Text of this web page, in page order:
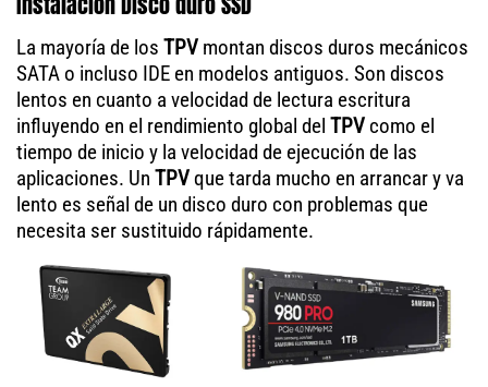
La mayoría de los TPV montan discos duros mecánicos
SATA o incluso IDE en modelos antiguos. Son discos
lentos en cuanto a velocidad de lectura escritura
influyendo en el rendimiento global del TPV como el
tiempo de inicio y la velocidad de ejecución de las
aplicaciones. Un TPVque tarda mucho en arrancar y va
lento es señal de un disco duro con problemas que
necesita ser sustituido rápidamente.